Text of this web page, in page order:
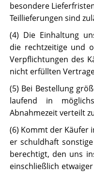
besondere
Teillieferungen sind
(4) Die Einhaltung
die rechtzeitige und
Verpflichtungen des
nicht erfüllten
(5) Bei Bestellung
laufend in
Abnahmezeit verteilt
(6) Kommt der Käufer
er schuldhaft
berechtigt, den uns
einschließlich